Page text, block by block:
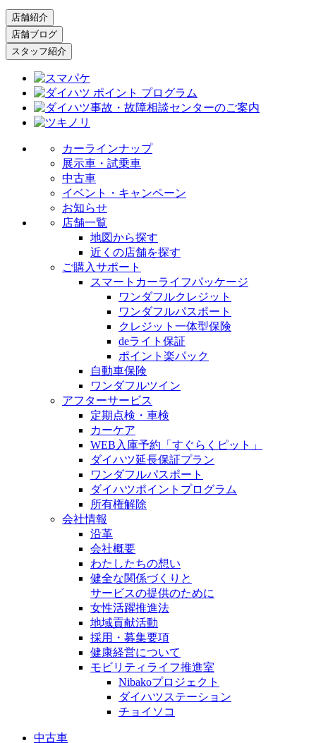
店舗紹介
店舗ブログ
スタッフ紹介
カーラインナップ
展示車・試乗車
中古車
イベント・キャンペーン
お知らせ
店舗一覧
地図から探す
近くの店舗を探す
ご購入サポート
スマートカーライフパッケージ
ワンダフルクレジット
ワンダフルパスポート
クレジット一体型保険
deライト保証
ポイント楽パック
自動車保険
ワンダフルツイン
アフターサービス
定期点検・車検
カーケア
WEB入庫予約「すぐらくピット」
ダイハツ延長保証プラン
ワンダフルパスポート
ダイハツポイントプログラム
所有権解除
会社情報
沿革
会社概要
わたしたちの想い
健全な関係づくりと
サービスの提供のために
女性活躍推進法
地域貢献活動
採用・募集要項
健康経営について
モビリティライフ推進室
Nibakoプロジェクト
ダイハツステーション
チョイソコ
中古車